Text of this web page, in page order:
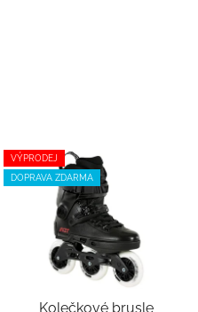
VÝPRODEJ
DOPRAVA ZDARMA
Kolečkové brusle